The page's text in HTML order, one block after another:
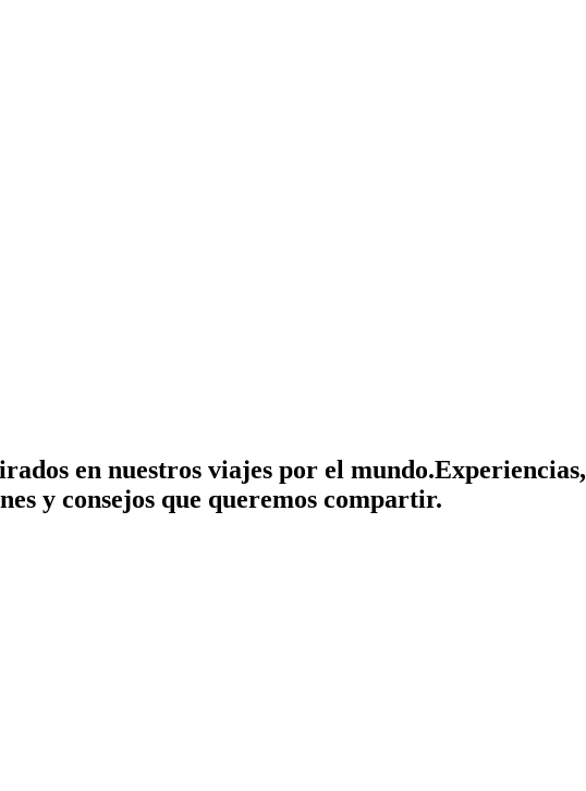
en nuestros viajes por el mundo.Experiencias,
y consejos que queremos compartir.